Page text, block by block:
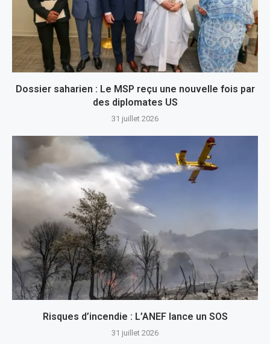
Dossier saharien : Le MSP reçu une nouvelle fois par
des diplomates US
31 juillet 2026
Risques d’incendie : L’ANEF lance un SOS
31 juillet 2026